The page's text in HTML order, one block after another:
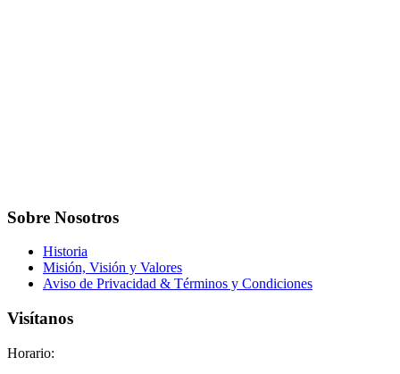
Sobre Nosotros
Historia
Misión, Visión y Valores
Aviso de Privacidad & Términos y Condiciones
Visítanos
Horario: